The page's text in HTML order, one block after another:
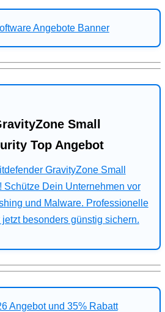
Small
Top Angebot
GravityZone Small
Schütze Dein Unternehmen vor
und Malware. Professionelle
besonders günstig sichern.